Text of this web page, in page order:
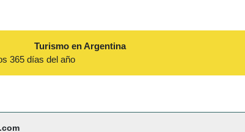
Turismo en Argentina
365 días del año